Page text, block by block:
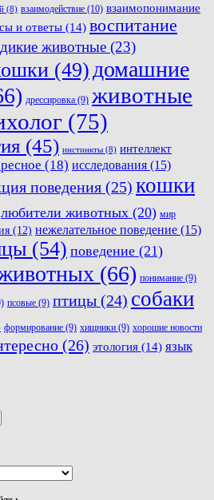
(8) взаимодействие (10) взаимопонимание
и ответы (14) воспитание
дикие животные (23)
(49) домашние
дрессировка (9) животные
(75)
(45) инстинкты (8) интеллект
(18) исследования (15)
поведения (25) кошки
любители животных (20) мир
(12) нежелательное поведение (15)
(54) поведение (21)
(66) понимание (9)
псовые (9) птицы (24) собаки
формирование (9) хищники (9) хорошие новости
(26) этология (14) язык